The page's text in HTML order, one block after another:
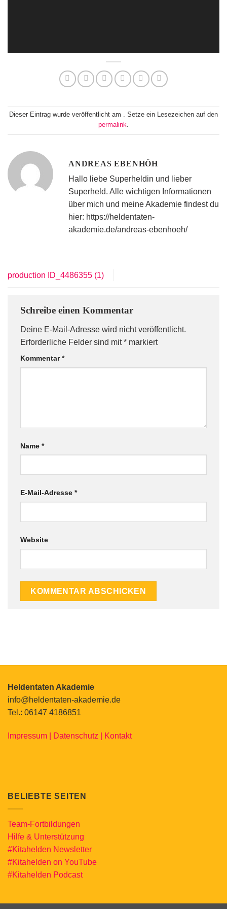
Dieser Eintrag wurde veröffentlicht am . Setze ein Lesezeichen auf den
permalink.
ANDREAS EBENHÖH
Hallo liebe Superheldin und lieber
Superheld. Alle wichtigen Informationen
über mich und meine Akademie findest du
hier: https://heldentaten-
akademie.de/andreas-ebenhoeh/
production ID_4486355 (1)
Schreibe einen Kommentar
Deine E-Mail-Adresse wird nicht veröffentlicht.
Erforderliche Felder sind mit* markiert
Kommentar*
Name *
E-Mail-Adresse *
Website
Heldentaten Akademie
info@heldentaten-akademie.de
Tel.: 06147 4186851
Impressum | Datenschutz | Kontakt
BELIEBTE SEITEN
Team-Fortbildungen
Hilfe & Unterstützung
#Kitahelden Newsletter
#Kitahelden on YouTube
#Kitahelden Podcast